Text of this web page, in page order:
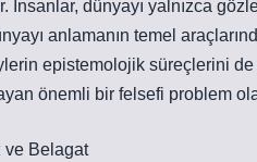
dünyayı yalnızca
anlamanın temel
epistemolojik süreçlerini
önemli bir felsefi problem
ve Belagat